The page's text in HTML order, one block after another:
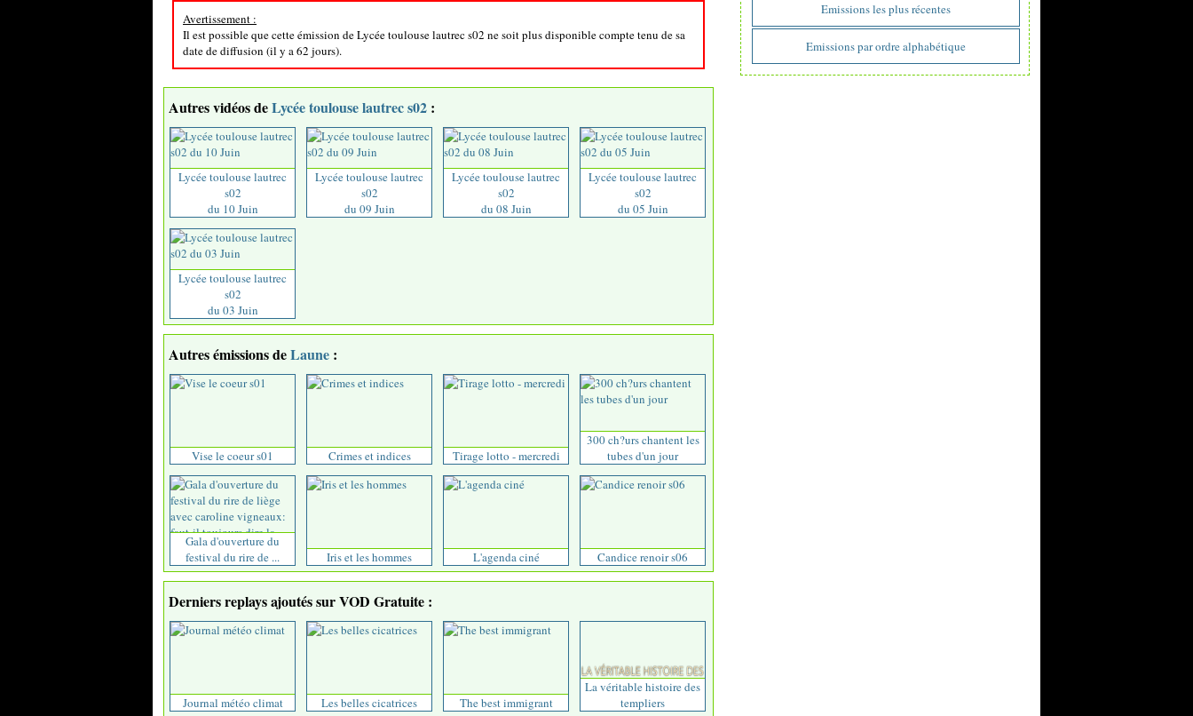
Emissions les plus récentes
Emissions par ordre alphabétique
Avertissement :
Il est possible que cette émission de Lycée toulouse lautrec s02 ne soit plus disponible compte tenu de sa
date de diffusion (il y a 62 jours).
Autres vidéos deLycée toulouse lautrec s02 :
Lycée toulouse lautrec
s02
du 10 Juin
Lycée toulouse lautrec
s02
du 09 Juin
Lycée toulouse lautrec
s02
du 08 Juin
Lycée toulouse lautrec
s02
du 05 Juin
Lycée toulouse lautrec
s02
du 03 Juin
Autres émissions deLaune :
Vise le coeur s01 Crimes et indices Tirage lotto - mercredi
300 ch?urs chantent les
tubes d'un jour
Gala d'ouverture du
festival du rire de ...
Iris et les hommes L'agenda ciné Candice renoir s06
Derniers replays ajoutés sur VOD Gratuite :
Journal météo climat Les belles cicatrices The best immigrant
La véritable histoire des
templiers